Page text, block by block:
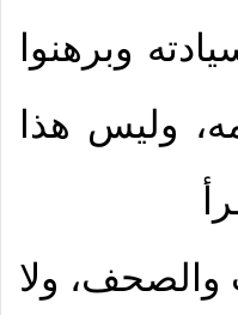
وبرهنوا
وليس هذا
والصحف، ولا